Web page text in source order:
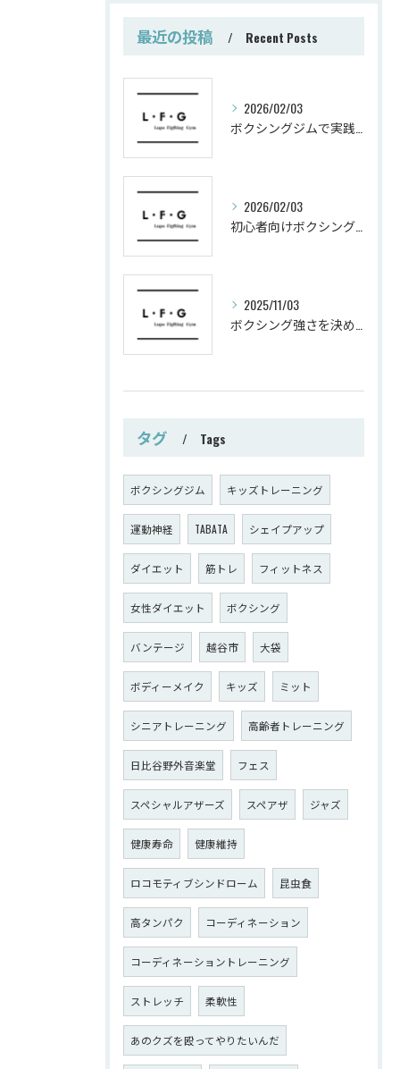
最近の投稿 Recent Posts
2026/02/03
2026/02/03
2025/11/03
タグ Tags
ボクシングジム キッズトレーニング
運動神経 TABATA シェイプアップ
ダイエット 筋トレ フィットネス
女性ダイエット ボクシング
バンテージ 越谷市 大袋
ボディーメイク キッズ ミット
シニアトレーニング 高齢者トレーニング
日比谷野外音楽堂 フェス
スペシャルアザーズ スペアザ ジャズ
健康寿命 健康維持
ロコモティブシンドローム 昆虫食
高タンパク コーディネーション
コーディネーショントレーニング
ストレッチ 柔軟性
あのクズを殴ってやりたいんだ